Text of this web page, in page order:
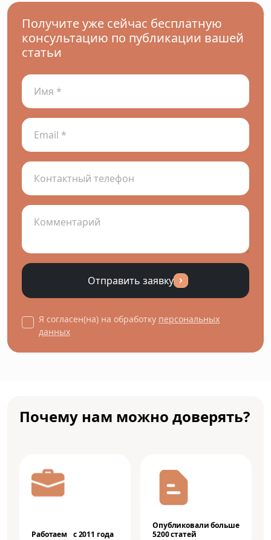
Получите уже сейчас бесплатную
консультацию по публикации вашей
статьи
Отправить заявку
Я согласен(на) на обработку персональных
данных
Почему нам можно доверять?
Работаем с 2011 года
Опубликовали больше
5200 статей